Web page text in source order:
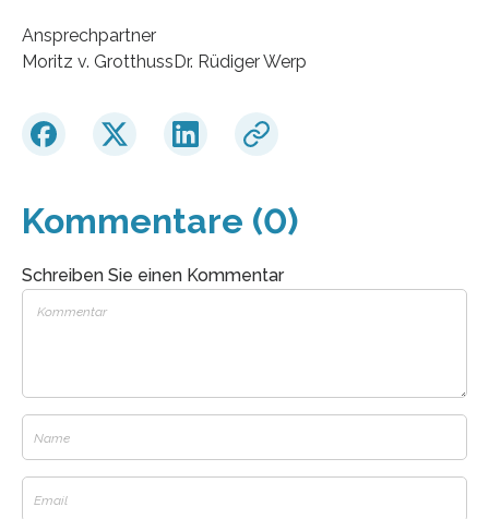
Ansprechpartner
Moritz v. GrotthussDr. Rüdiger Werp
Kommentare (0)
Schreiben Sie einen Kommentar